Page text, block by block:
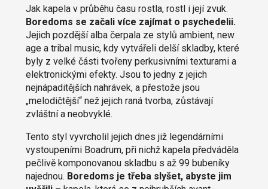
Jak kapela v průběhu času rostla, rostl i její zvuk.
Boredoms se začali více zajímat o psychedelii.
Jejich pozdější alba čerpala ze stylů ambient, new
age a tribal music, kdy vytvářeli delší skladby, které
byly z velké části tvořeny perkusivními texturami a
elektronickými efekty. Jsou to jedny z jejich
nejnápaditějších nahrávek, a přestože jsou
„melodičtější“ než jejich raná tvorba, zůstávají
zvláštní a neobvyklé.
Tento styl vyvrcholil jejich dnes již legendárními
vystoupeními Boadrum, při nichž kapela předváděla
pečlivě komponovanou skladbu s až 99 bubeníky
najednou. Boredoms je třeba slyšet, abyste jim